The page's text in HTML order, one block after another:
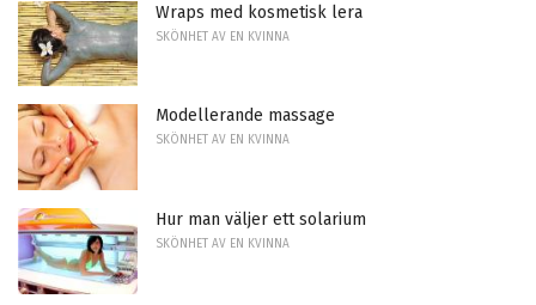
Wraps med kosmetisk lera
SKÖNHET AV EN KVINNA
Modellerande massage
SKÖNHET AV EN KVINNA
Hur man väljer ett solarium
SKÖNHET AV EN KVINNA